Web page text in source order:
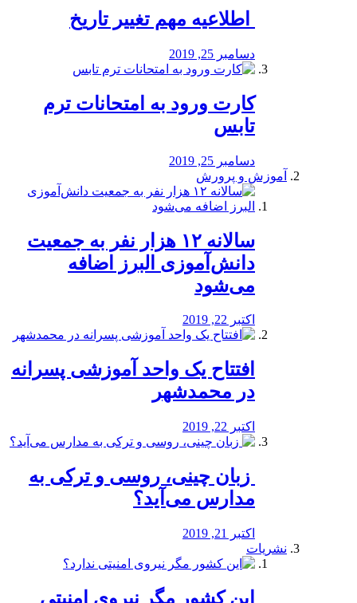
️ اطلاعیه مهم تغییر تاریخ
دسامبر 25, 2019
کارت ورود به امتحانات ترم
تابس
دسامبر 25, 2019
آموزش و پرورش
️سالانه ۱۲ هزار نفر به جمعیت
دانش‌آموزی البرز اضافه
می‌شود
اکتبر 22, 2019
افتتاح یک واحد آموزشی پسرانه
در محمدشهر
اکتبر 22, 2019
️ زبان چینی، روسی و ترکی به
مدارس می‌آید؟
اکتبر 21, 2019
نشریات
این کشور مگر نیروی امنیتی